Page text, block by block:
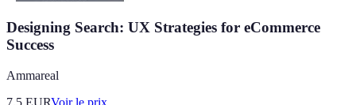
Designing Search: UX Strategies for eCommerce
Success
Ammareal